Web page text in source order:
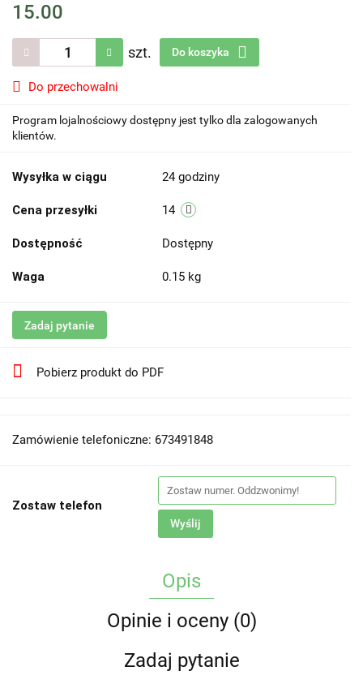
15.00
szt. Do koszyka
Do przechowalni
Program lojalnościowy dostępny jest tylko dla zalogowanych
klientów.
Wysyłka w ciągu 24 godziny
Cena przesyłki 14
Dostępność Dostępny
Waga 0.15 kg
Zadaj pytanie
Pobierz produkt do PDF
Zamówienie telefoniczne: 673491848
Zostaw telefon
Wyślij
Opis
Opinie i oceny (0)
Zadaj pytanie